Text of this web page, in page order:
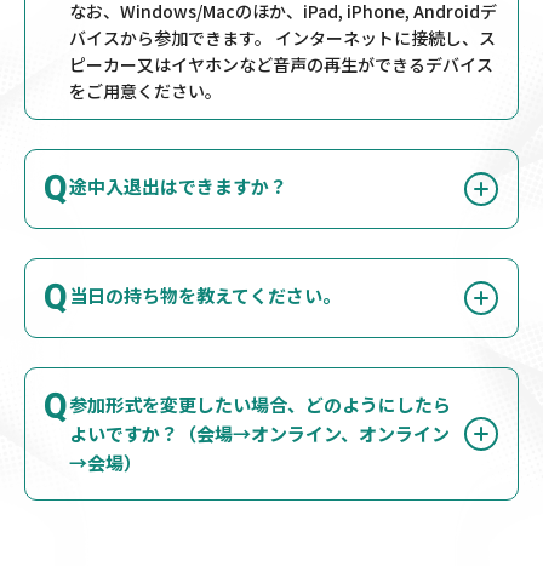
なお、Windows/Macのほか、iPad, iPhone, Androidデ
バイスから参加できます。 インターネットに接続し、ス
ピーカー又はイヤホンなど音声の再生ができるデバイス
をご用意ください。
Q途中入退出はできますか？
Q 当日の持ち物を教えてください。
Q参加形式を変更したい場合、どのようにしたら
よいですか？（会場→オンライン、オンライン
→会場）